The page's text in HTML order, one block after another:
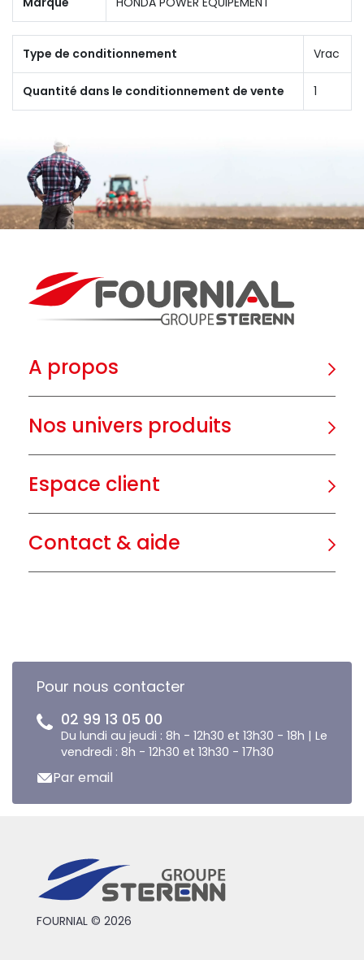
Type de conditionnement Vrac
Quantité dans le conditionnement de vente 1
A propos
Nos univers produits
Espace client
Contact & aide
Pour nous contacter
02 99 13 05 00
Du lundi au jeudi : 8h - 12h30 et 13h30 - 18h | Le
vendredi : 8h - 12h30 et 13h30 - 17h30
Par email
FOURNIAL © 2026